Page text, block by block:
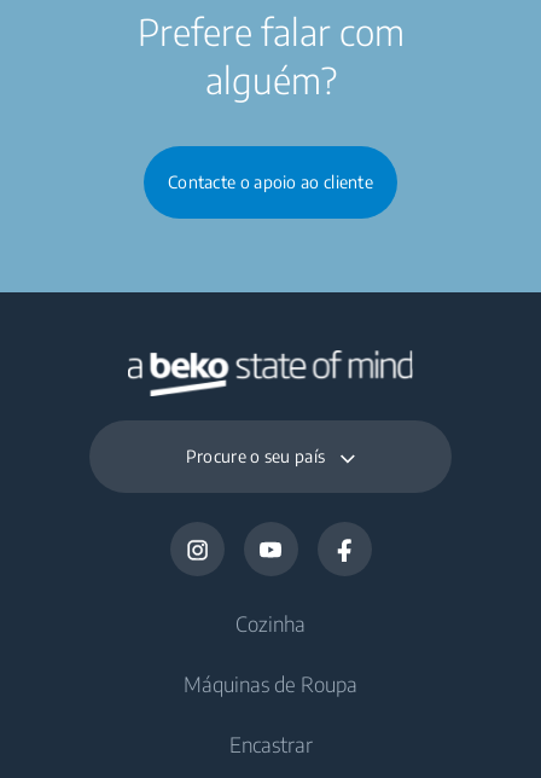
Prefere falar com
alguém?
Contacte o apoio ao cliente
Procure o seu país
Cozinha
Frigoríficos
Frigoríficos sem congelador
Máquinas de Roupa
Encastrar